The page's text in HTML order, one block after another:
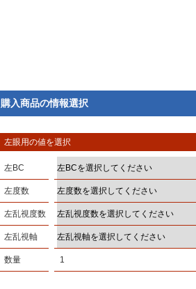
購入商品の情報選択
左眼用の値を選択
左BC
左度数
左乱視度数
左乱視軸
数量 1